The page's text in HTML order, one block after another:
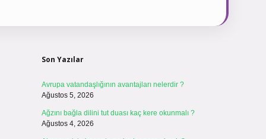
Son Yazılar
Avrupa vatandaşlığının avantajları nelerdir ?
Ağustos 5, 2026
Ağzını bağla dilini tut duası kaç kere okunmalı ?
Ağustos 4, 2026